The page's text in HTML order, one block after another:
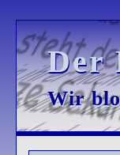
Der
Der
Wir
Wir